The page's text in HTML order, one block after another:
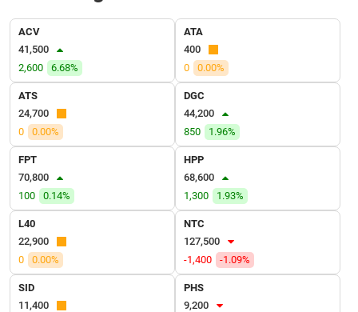
ACV
41,500
2,600
6.68%
ATA
400
0
0.00%
ATS
24,700
0
0.00%
DGC
44,200
850
1.96%
FPT
70,800
100
0.14%
HPP
68,600
1,300
1.93%
L40
22,900
0
0.00%
NTC
127,500
-1,400
-1.09%
SID
11,400
PHS
9,200
SỨC
KHỎE
TÀI
CHÍNH
CÔNG
THÔNG
TIN